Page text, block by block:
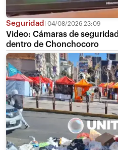
Seguridad 04/08/2026 23:09
Video: Cámaras de
dentro de Chonchocoro